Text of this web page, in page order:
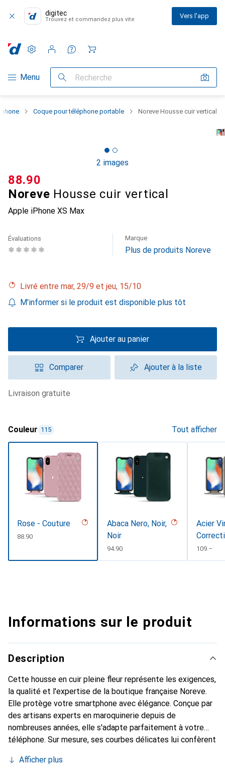
digitec
Trouvez et commandez plus vite Vers l'app
Navigation par catégorie
Menu Recherche
Paramètres
Compte client
Listes de comparaison
Listes d'envies
Panier
Coque pour téléphone portable Noreve Housse cuir vertical
2 images
Noreve Housse cuir vertical
Apple iPhone XS Max
CHF
88.90
Évaluations Marque
Plus de produits Noreve
Livré entre mar, 29/9 et jeu, 15/10
M'informer si le produit est disponible plus tôt
Ajouter au panier
Comparer Ajouter à la liste
livraison gratuite
Couleur 115 Tout afficher
Rose - Couture
CHF
88.90
Abaca Nero, Noir,
Noir
CHF
94.90
Acier
CHF
109.–
Informations sur le produit
Description
Cette housse en cuir pleine fleur représente les exigences,
la qualité et l'expertise de la boutique française Noreve.
Elle protège votre smartphone avec élégance. Conçue par
des artisans experts en maroquinerie depuis de
nombreuses années, elle s'adapte parfaitement à votre
téléphone. Sur mesure, ses courbes délicates lui confèrent
et indispensable de votre smartphone. Reconnaître
Afficher plus